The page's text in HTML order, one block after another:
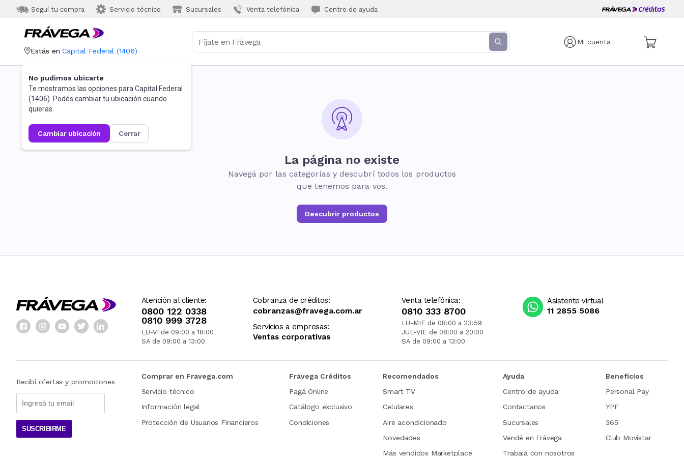
Seguí tu compra Servicio técnico Sucursales Venta telefónica Centro de ayuda
Mi cuenta
Estás en Capital Federal (1406)
No pudimos ubicarte
Te mostramos las opciones para Capital Federal
(1406). Podés cambiar tu ubicación cuando
quieras.
cambiar ubicación cerrar
La página no existe
Navegá por las categorías y descubrí todos los productos
que tenemos para vos.
Descubrir productos
Atención al cliente:
0800 122 0338
0810 999 3728
LU-VI de 09:00 a 18:00
SA de 09:00 a 13:00
Cobranza de créditos:
cobranzas@fravega.com.ar
Servicios a empresas:
Ventas corporativas
Venta telefónica:
0810 333 8700
LU-MIE de 08:00 a 23:59
JUE-VIE de 08:00 a 20:00
SA de 09:00 a 13:00
Asistente virtual
11 2855 5086
Recibí ofertas y promociones
SUSCRIBIRME
Comprar en Fravega.com
Servicio técnico
Información legal
Protección de Usuarios Financieros
Frávega Créditos
Pagá Online
Catálogo exclusivo
Condiciones
Recomendados
Smart TV
Celulares
Aire acondicionado
Novedades
Más vendidos Marketplace
Ayuda
Centro de ayuda
Contactanos
Sucursales
Vendé en Frávega
Trabajá con nosotros
Beneficios
Personal Pay
YPF
365
Club Movistar